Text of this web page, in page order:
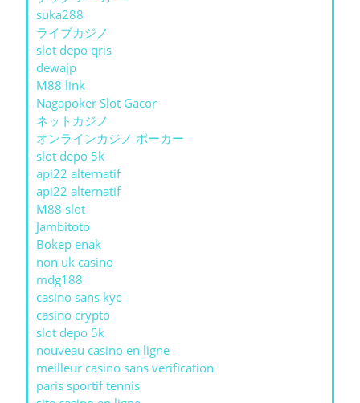
suka288
ライブカジノ
slot depo qris
dewajp
M88 link
Nagapoker Slot Gacor
ネットカジノ
オンラインカジノ ポーカー
slot depo 5k
api22 alternatif
api22 alternatif
M88 slot
Jambitoto
Bokep enak
non uk casino
mdg188
casino sans kyc
casino crypto
slot depo 5k
nouveau casino en ligne
meilleur casino sans verification
paris sportif tennis